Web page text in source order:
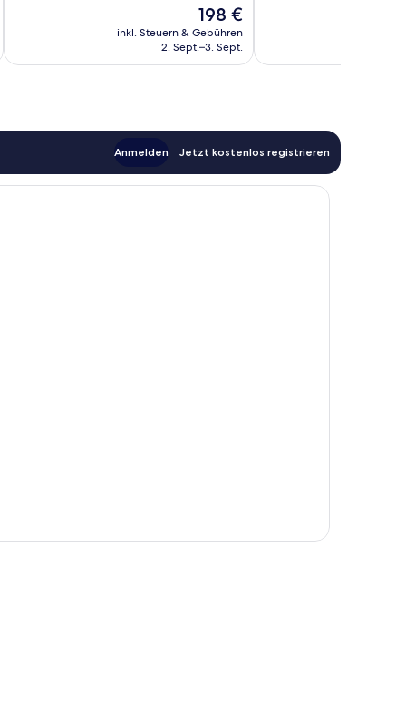
Der
Preis
beträgt
198 €
inkl. Steuern & Gebühren
2. Sept.–3. Sept.
Anmelden Jetzt kostenlos registrieren